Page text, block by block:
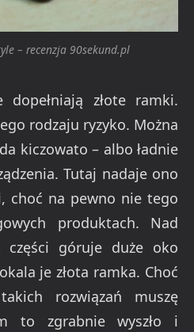
– recenzja 90sekund.pl
dopełniają złote ramki.
rodzaju ryzyko. Można
kiczowato – albo ładnie
Tutaj nadaje ono
choć na pewno nie tego
produktach. Nad
góruje duże oko
je złota ramka. Choć
rozwiązań muszę
to zgrabnie wyszło i